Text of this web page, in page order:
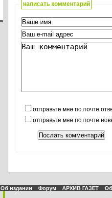
написать комментарий
отправьте мне по почте
отправьте мне по почте
Об издании Форум АРХИВ ГАЗЕТ